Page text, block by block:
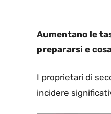
Aumentano le
prepararsi e
I proprietari di
incidere